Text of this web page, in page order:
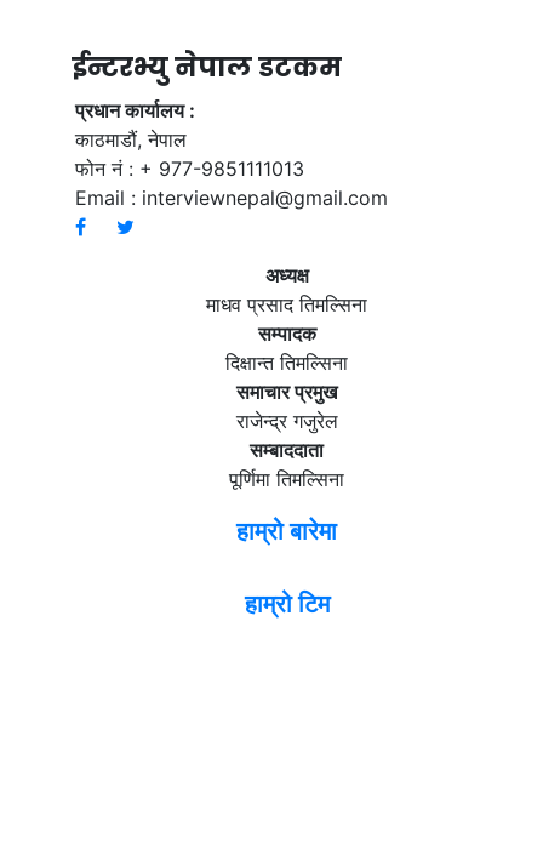
ईन्टरभ्यु नेपाल डटकम
प्रधान कार्यालय :
काठमाडौं, नेपाल
फोन नं : + 977-9851111013
Email : interviewnepal@gmail.com
अध्यक्ष
माधव प्रसाद तिमल्सिना
सम्पादक
दिक्षान्त तिमल्सिना
समाचार प्रमुख
राजेन्द्र गजुरेल
सम्बाददाता
पूर्णिमा तिमल्सिना
हाम्रो बारेमा
हाम्रो टिम